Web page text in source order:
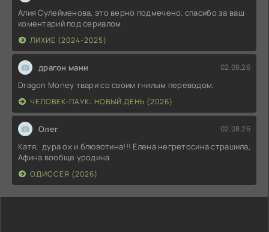
Алия Сулейменова, это верно подмечено. спасибо за ваш
коментарий под сериалом
ЛИХИЕ (2024-2025)
драгон мани 02.08.26
Dragon Money твари со своим гнилым переводом.
ЧЕЛОВЕК-ПАУК: НОВЫЙ ДЕНЬ (2026)
Олег 02.08.26
Катя, дура ох и блювотина!!! Елена негретосина страшила,
Афина вообще уродина
ОДИССЕЯ (2026)